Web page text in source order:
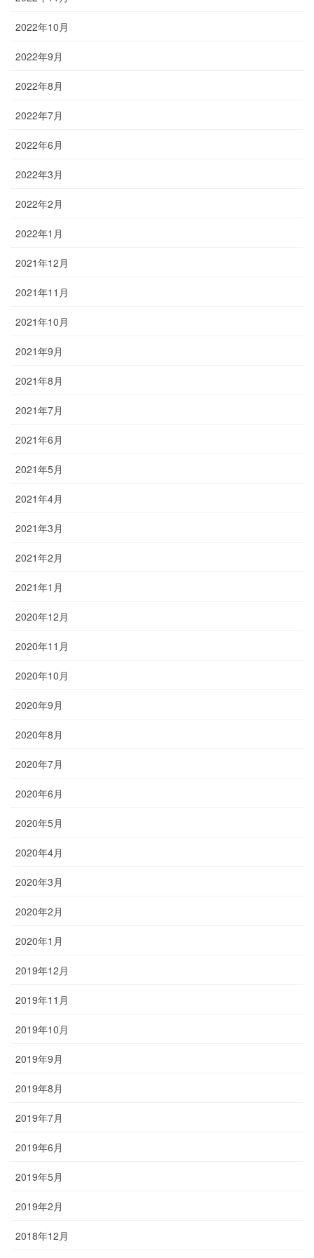
2022年10月
2022年9月
2022年8月
2022年7月
2022年6月
2022年3月
2022年2月
2022年1月
2021年12月
2021年11月
2021年10月
2021年9月
2021年8月
2021年7月
2021年6月
2021年5月
2021年4月
2021年3月
2021年2月
2021年1月
2020年12月
2020年11月
2020年10月
2020年9月
2020年8月
2020年7月
2020年6月
2020年5月
2020年4月
2020年3月
2020年2月
2020年1月
2019年12月
2019年11月
2019年10月
2019年9月
2019年8月
2019年7月
2019年6月
2019年5月
2019年2月
2018年12月